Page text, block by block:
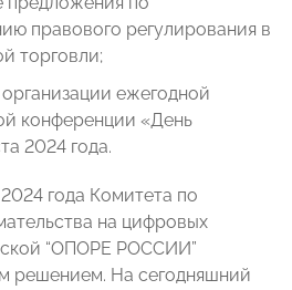
правового регулирования в
торговли;
ежегодной
конференции «День
2024 года.
года Комитета по
на цифровых
“ОПОРЕ РОССИИ”
решением. На сегодняшний